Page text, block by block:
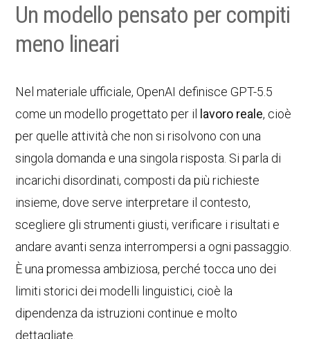
Un modello pensato per compiti
meno lineari
Nel materiale ufficiale, OpenAI definisce GPT-5.5
come un modello progettato per il
lavoro reale, cioè
per quelle attività che non si risolvono con una
singola domanda e una singola risposta. Si parla di
incarichi disordinati, composti da più richieste
insieme, dove serve interpretare il contesto,
scegliere gli strumenti giusti, verificare i risultati e
andare avanti senza interrompersi a ogni passaggio.
È una promessa ambiziosa, perché tocca uno dei
limiti storici dei modelli linguistici, cioè la
dipendenza da istruzioni continue e molto
dettagliate.